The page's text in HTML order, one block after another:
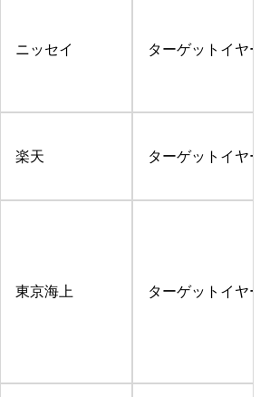
ニッセイ ターゲットイヤ
楽天 ターゲットイヤ
東京海上 ターゲットイヤ